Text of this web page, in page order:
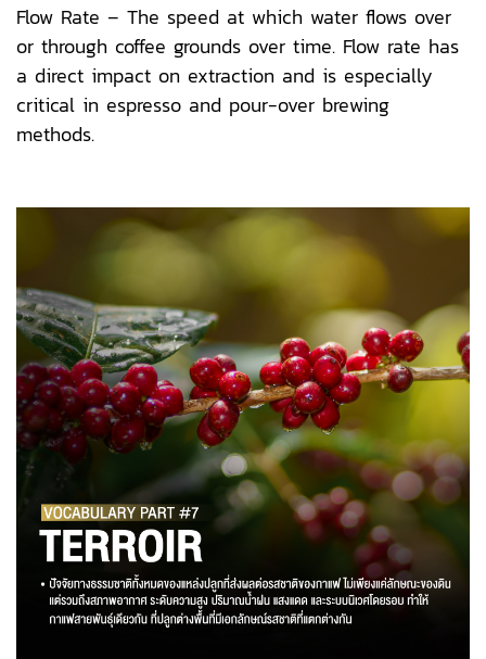
Flow Rate – The speed at which water flows over
or through coffee grounds over time. Flow rate has
a direct impact on extraction and is especially
critical in espresso and pour-over brewing
methods.